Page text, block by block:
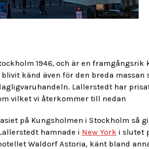
1946, och är en framgångsrik
känd även för den breda massan
Lallerstedt har
vilket vi återkommer till nedan
på Kungsholmen i Stockholm så
hamnade i New York i slutet
Waldorf Astoria, känt bland